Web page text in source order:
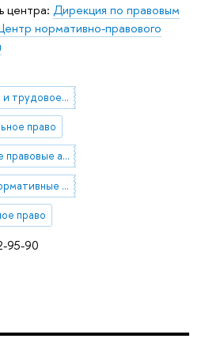
95-90
центра: Дирекция по правовым
нормативно-правового
гражданское и трудовое право
право
нормативные правовые акты
локальные нормативные акты
право